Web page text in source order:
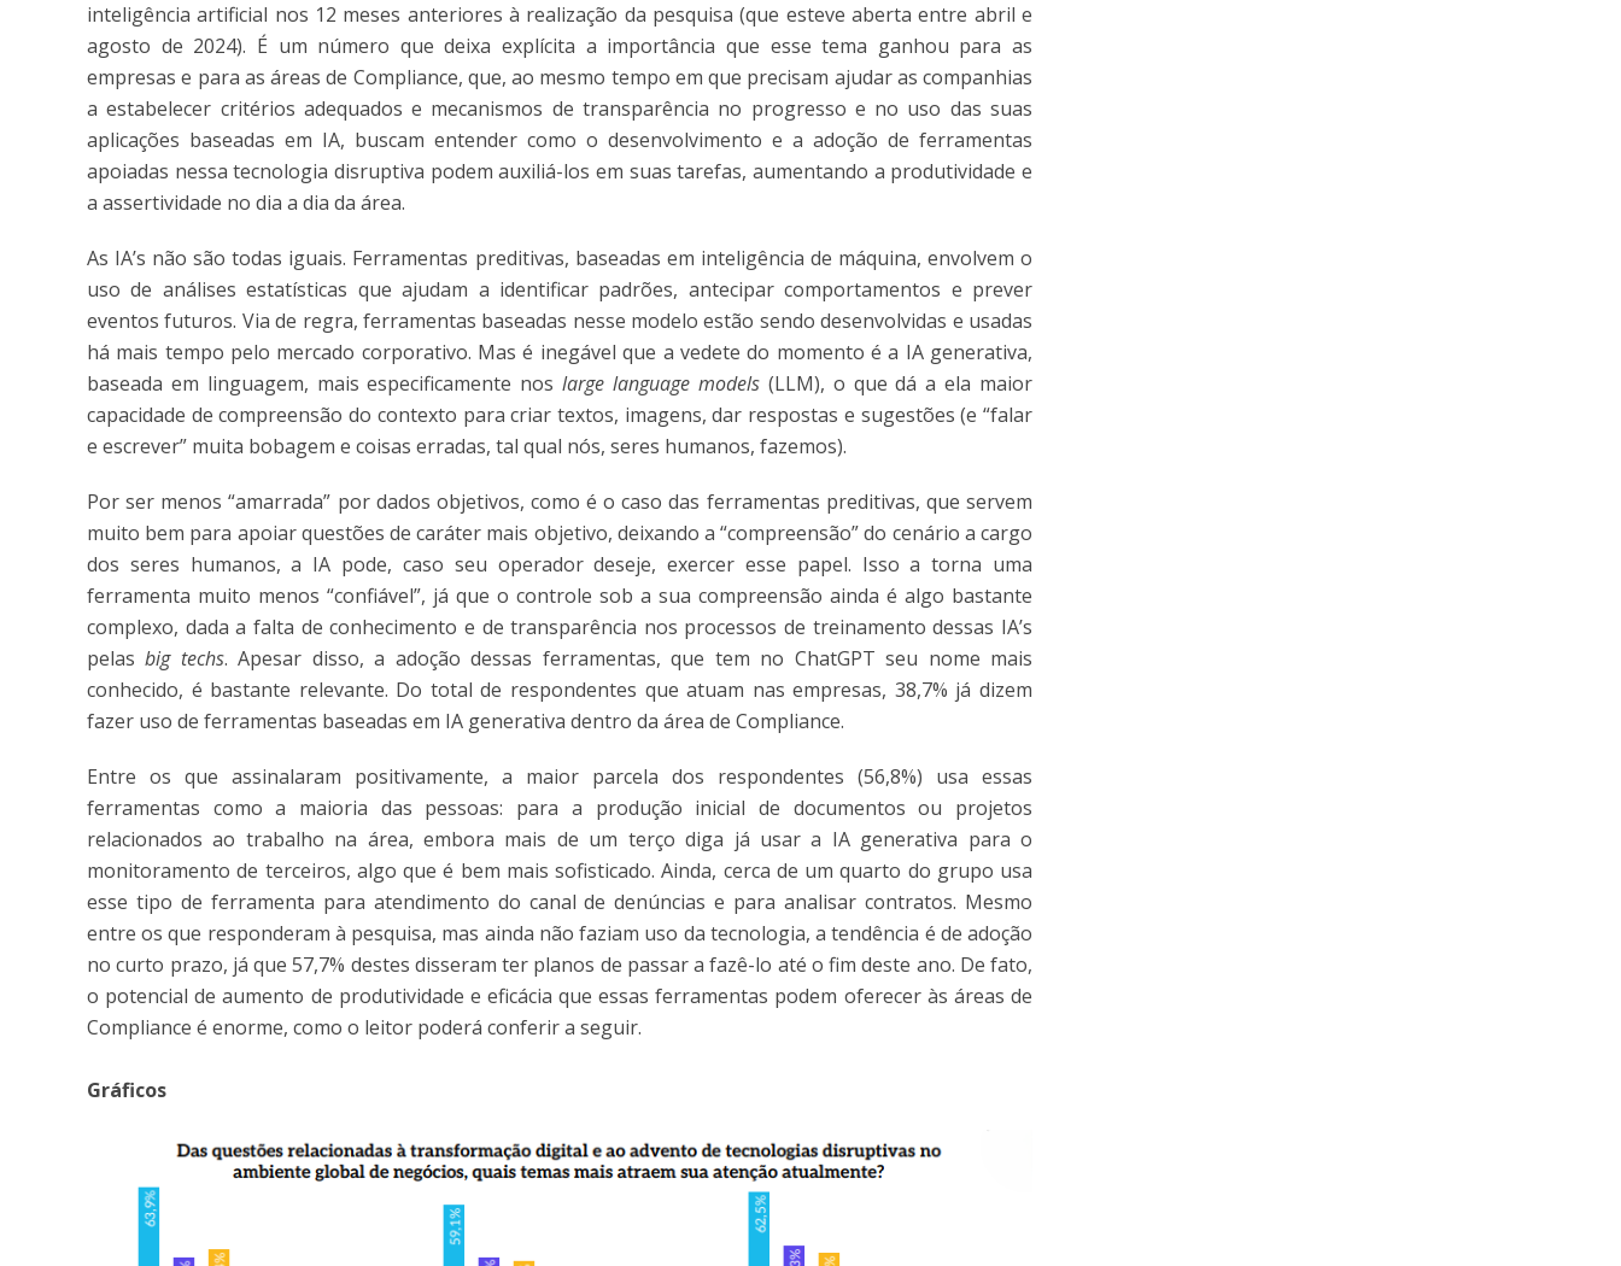
inteligência artificial nos 12 meses anteriores à realização da pesquisa (que esteve aberta entre abril e
agosto de 2024). É um número que deixa explícita a importância que esse tema ganhou para as
empresas e para as áreas de Compliance, que, ao mesmo tempo em que precisam ajudar as companhias
a estabelecer critérios adequados e mecanismos de transparência no progresso e no uso das suas
aplicações baseadas em IA, buscam entender como o desenvolvimento e a adoção de ferramentas
apoiadas nessa tecnologia disruptiva podem auxiliá-los em suas tarefas, aumentando a produtividade e
a assertividade no dia a dia da área.
As IA’s não são todas iguais. Ferramentas preditivas, baseadas em inteligência de máquina, envolvem o
uso de análises estatísticas que ajudam a identificar padrões, antecipar comportamentos e prever
eventos futuros. Via de regra, ferramentas baseadas nesse modelo estão sendo desenvolvidas e usadas
há mais tempo pelo mercado corporativo. Mas é inegável que a vedete do momento é a IA generativa,
baseada em linguagem, mais especificamente noslarge language models(LLM), o que dá a ela maior
capacidade de compreensão do contexto para criar textos, imagens, dar respostas e sugestões (e “falar
e escrever” muita bobagem e coisas erradas, tal qual nós, seres humanos, fazemos).
Por ser menos “amarrada” por dados objetivos, como é o caso das ferramentas preditivas, que servem
muito bem para apoiar questões de caráter mais objetivo, deixando a “compreensão” do cenário a cargo
dos seres humanos, a IA pode, caso seu operador deseje, exercer esse papel. Isso a torna uma
ferramenta muito menos “confiável”, já que o controle sob a sua compreensão ainda é algo bastante
complexo, dada a falta de conhecimento e de transparência nos processos de treinamento dessas IA’s
pelasbig techs. Apesar disso, a adoção dessas ferramentas, que tem no ChatGPT seu nome mais
conhecido, é bastante relevante. Do total de respondentes que atuam nas empresas, 38,7% já dizem
fazer uso de ferramentas baseadas em IA generativa dentro da área de Compliance.
Entre os que assinalaram positivamente, a maior parcela dos respondentes (56,8%) usa essas
ferramentas como a maioria das pessoas: para a produção inicial de documentos ou projetos
relacionados ao trabalho na área, embora mais de um terço diga já usar a IA generativa para o
monitoramento de terceiros, algo que é bem mais sofisticado. Ainda, cerca de um quarto do grupo usa
esse tipo de ferramenta para atendimento do canal de denúncias e para analisar contratos. Mesmo
entre os que responderam à pesquisa, mas ainda não faziam uso da tecnologia, a tendência é de adoção
no curto prazo, já que 57,7% destes disseram ter planos de passar a fazê-lo até o fim deste ano. De fato,
o potencial de aumento de produtividade e eficácia que essas ferramentas podem oferecer às áreas de
Compliance é enorme, como o leitor poderá conferir a seguir.
Gráficos